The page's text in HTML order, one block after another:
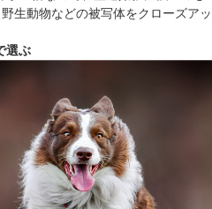
生動物などの被写体をクローズアッ
選ぶ